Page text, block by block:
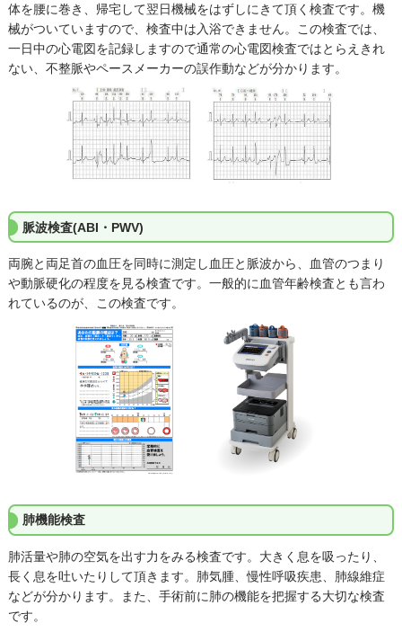
体を腰に巻き、帰宅して翌日機械をはずしにきて頂く検査です。機
械がついていますので、検査中は入浴できません。この検査では、
一日中の心電図を記録しますので通常の心電図検査ではとらえきれ
ない、不整脈やペースメーカーの誤作動などが分かります。
脈波検査(ABI・PWV)
両腕と両足首の血圧を同時に測定し血圧と脈波から、血管のつまり
や動脈硬化の程度を見る検査です。一般的に血管年齢検査とも言わ
れているのが、この検査です。
肺機能検査
肺活量や肺の空気を出す力をみる検査です。大きく息を吸ったり、
長く息を吐いたりして頂きます。肺気腫、慢性呼吸疾患、肺線維症
などが分かります。また、手術前に肺の機能を把握する大切な検査
です。